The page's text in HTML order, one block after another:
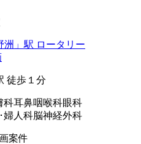
洲」駅 ロータリー
徒歩１分
科耳鼻咽喉科眼科
婦人科脳神経外科
案件